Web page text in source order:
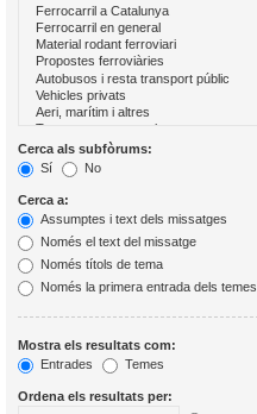
Cerca als subfòrums:
Sí
No
Cerca a:
Assumptes i text dels missatges
Només el text del missatge
Només títols de tema
Només la primera entrada dels temes
Mostra els resultats com:
Entrades
Temes
Ordena els resultats per: